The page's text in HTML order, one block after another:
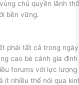
chủ quyền lãnh
bền vững.
phải tất cả trong
cao bè cánh gia đình
forums với lực
ít nhiều thể nói qua